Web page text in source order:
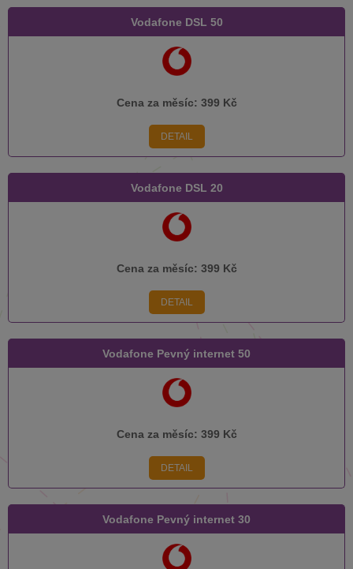
Vodafone DSL 50
Cena za měsíc: 399 Kč
DETAIL
Vodafone DSL 20
Cena za měsíc: 399 Kč
DETAIL
Vodafone Pevný internet 50
Cena za měsíc: 399 Kč
DETAIL
Vodafone Pevný internet 30